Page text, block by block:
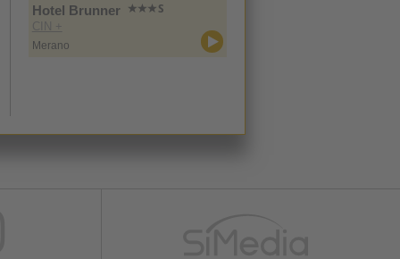
Hotel Brunner
CIN +
Merano